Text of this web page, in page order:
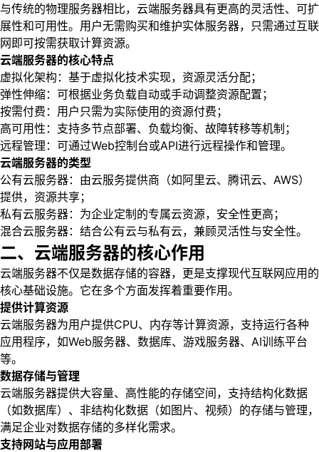
与传统的物理服务器相比，云端服务器具有更高的灵活性、可扩
展性和可用性。用户无需购买和维护实体服务器，只需通过互联
网即可按需获取计算资源。
云端服务器的核心特点
虚拟化架构：基于虚拟化技术实现，资源灵活分配；
弹性伸缩：可根据业务负载自动或手动调整资源配置；
按需付费：用户只需为实际使用的资源付费；
高可用性：支持多节点部署、负载均衡、故障转移等机制；
远程管理：可通过Web控制台或API进行远程操作和管理。
云端服务器的类型
公有云服务器：由云服务提供商（如阿里云、腾讯云、AWS）
提供，资源共享；
私有云服务器：为企业定制的专属云资源，安全性更高；
混合云服务器：结合公有云与私有云，兼顾灵活性与安全性。
二、云端服务器的核心作用
云端服务器不仅是数据存储的容器，更是支撑现代互联网应用的
核心基础设施。它在多个方面发挥着重要作用。
提供计算资源
云端服务器为用户提供CPU、内存等计算资源，支持运行各种
应用程序，如Web服务器、数据库、游戏服务器、AI训练平台
等。
数据存储与管理
云端服务器提供大容量、高性能的存储空间，支持结构化数据
（如数据库）、非结构化数据（如图片、视频）的存储与管理，
满足企业对数据存储的多样化需求。
支持网站与应用部署